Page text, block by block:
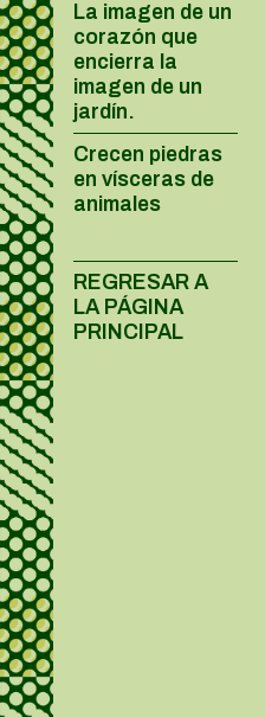
La imagen de un
corazón que
encierra la
imagen de un
jardín.
Crecen piedras
en vísceras de
animales
REGRESAR A
LA PÁGINA
PRINCIPAL